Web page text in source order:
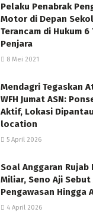
Pelaku Penabrak
Motor di Depan
Terancam di Hukum 6
Penjara
8 Mei 2021
Mendagri Tegaskan
WFH Jumat ASN:
Aktif, Lokasi
location
5 April 2026
Soal Anggaran Rujab
Miliar, Seno Aji Sebut
Pengawasan Hingga
4 April 2026